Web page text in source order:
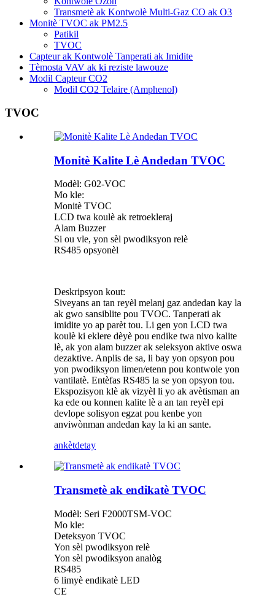
Transmetè ak Kontwolè Multi-Gaz CO ak O3
Monitè TVOC ak PM2.5
Patikil
TVOC
Capteur ak Kontwolè Tanperati ak Imidite
Tèmosta VAV ak ki reziste lawouze
Modil Capteur CO2
Modil CO2 Telaire (Amphenol)
TVOC
Monitè Kalite Lè Andedan TVOC
Modèl: G02-VOC
Mo kle:
Monitè TVOC
LCD twa koulè ak retroekleraj
Alam Buzzer
Si ou vle, yon sèl pwodiksyon relè
RS485 opsyonèl
Deskripsyon kout:
Siveyans an tan reyèl melanj gaz andedan kay la
ak gwo sansiblite pou TVOC. Tanperati ak
imidite yo ap parèt tou. Li gen yon LCD twa
koulè ki eklere dèyè pou endike twa nivo kalite
lè, ak yon alam buzzer ak seleksyon aktive oswa
dezaktive. Anplis de sa, li bay yon opsyon pou
yon pwodiksyon limen/etenn pou kontwole yon
vantilatè. Entèfas RS485 la se yon opsyon tou.
Ekspozisyon klè ak vizyèl li yo ak avètisman an
ka ede ou konnen kalite lè a an tan reyèl epi
devlope solisyon egzat pou kenbe yon
anviwònman andedan kay la ki an sante.
ankètdetay
Transmetè ak endikatè TVOC
Modèl: Seri F2000TSM-VOC
Mo kle:
Deteksyon TVOC
Yon sèl pwodiksyon relè
Yon sèl pwodiksyon analòg
RS485
6 limyè endikatè LED
CE